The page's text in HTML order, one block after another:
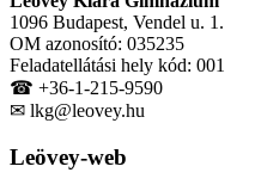
1096 Budapest, Vendel u. 1.
OM azonosító: 035235
Feladatellátási hely kód: 001
☎ +36-1-215-9590
✉ lkg@leovey.hu
Leövey-web